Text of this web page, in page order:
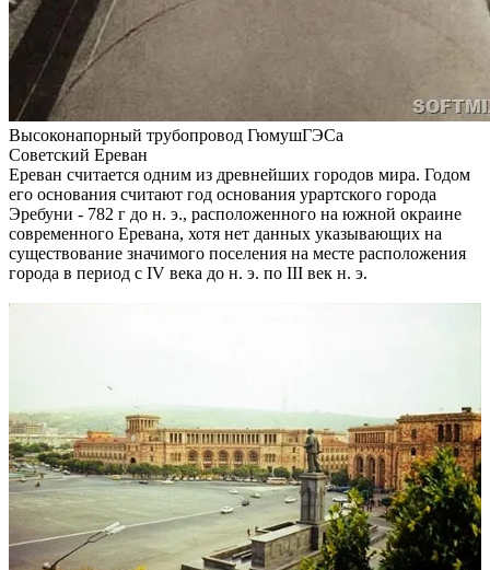
Высоконапорный трубопровод ГюмушГЭСа
Советский Ереван
Ереван считается одним из древнейших городов мира. Годом
его основания считают год основания урартского города
Эребуни - 782 г до н. э., расположенного на южной окраине
современного Еревана, хотя нет данных указывающих на
существование значимого поселения на месте расположения
города в период с IV века до н. э. по III век н. э.